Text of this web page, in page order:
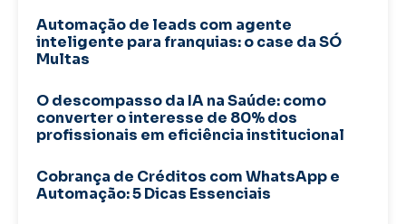
Automação de leads com agente
inteligente para franquias: o case da SÓ
Multas
O descompasso da IA na Saúde: como
converter o interesse de 80% dos
profissionais em eficiência institucional
Cobrança de Créditos com WhatsApp e
Automação: 5 Dicas Essenciais